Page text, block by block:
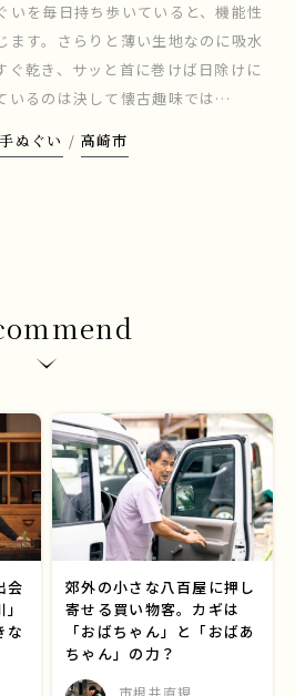
いを毎日持ち歩いていると、機能性
ます。さらりと薄い生地なのに吸水
ぐ乾き、サッと首に巻けば日除けに
いるのは決して懐古趣味では…
手ぬぐい 高崎市
会
な
郊外の小さな八百屋に押し
寄せる買い物客。カギは
「おばちゃん」と「おばあ
ちゃん」の力？